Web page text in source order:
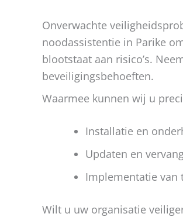
Onverwachte
noodassistentie in Parike
blootstaat aan risico’s.
beveiligingsbehoeften.
Waarmee kunnen wij u
Installatie en
Updaten en
Implementatie van
Wilt u uw organisatie